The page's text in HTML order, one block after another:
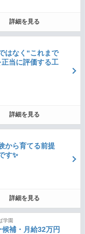
詳細を見る
はなく“これまで
当に評価する工
詳細を見る
から育てる前提
す✨
詳細を見る
学園
補・月給32万円